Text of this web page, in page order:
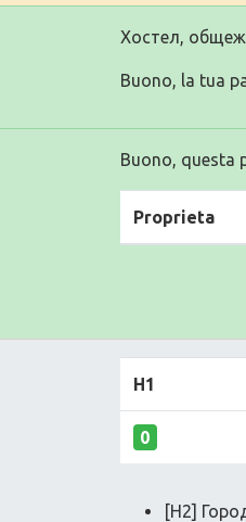
Хостел,
Buono, la tua
Buono, questa
Proprieta
H1
0
[H2]